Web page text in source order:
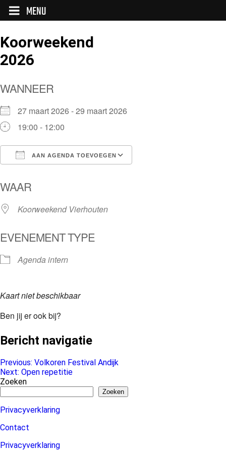
MENU
Koorweekend
2026
WANNEER
27 maart 2026 - 29 maart 2026
19:00 - 12:00
AAN AGENDA TOEVOEGEN
WAAR
Koorweekend Vierhouten
EVENEMENT TYPE
Agenda intern
Kaart niet beschikbaar
Ben jij er ook bij?
Bericht navigatie
Previous: Volkoren Festival Andijk
Next: Open repetitie
Zoeken
Zoeken
Privacyverklaring
Contact
Privacyverklaring